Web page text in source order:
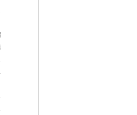
？
打尽
情
法
法